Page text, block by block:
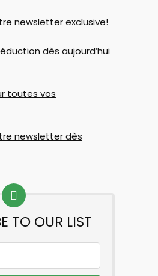
newsletter exclusive!
dès aujourd’hui
toutes vos
newsletter dès
TO OUR LIST